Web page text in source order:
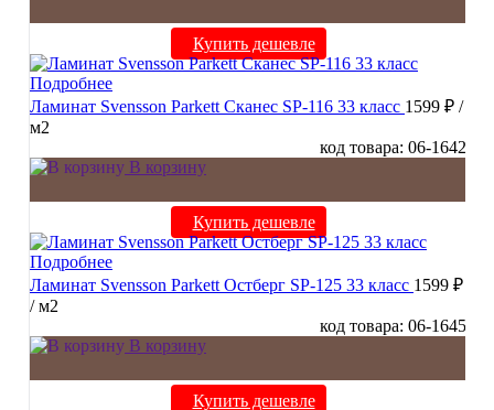
Купить дешевле
Подробнее
Ламинат Svensson Parkett Сканес SP-116 33 класс 1599 ₽ /
м2
код товара: 06-1642
В корзину
Купить дешевле
Подробнее
Ламинат Svensson Parkett Остберг SP-125 33 класс 1599 ₽
/ м2
код товара: 06-1645
В корзину
Купить дешевле